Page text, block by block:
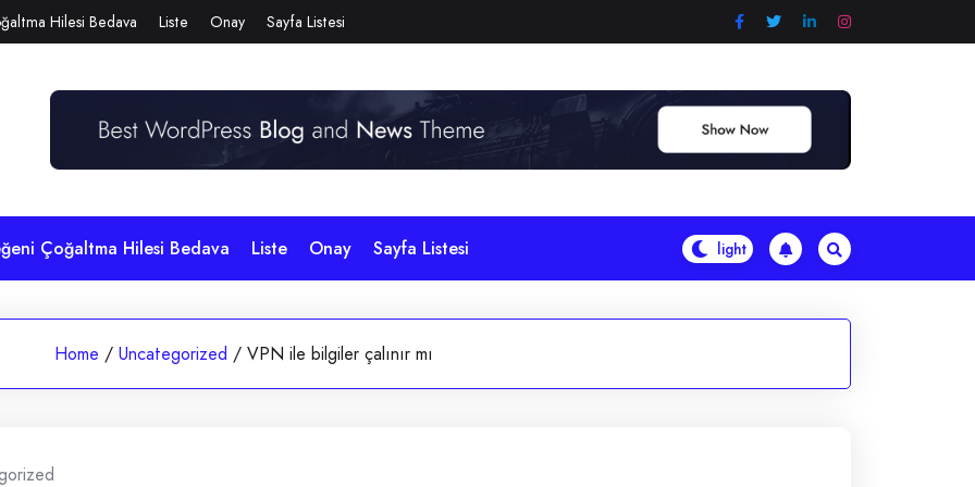
Hilesi Bedava Liste Onay Sayfa Listesi
Çoğaltma Hilesi Bedava Liste Onay Sayfa Listesi
Home / Uncategorized / VPN ile bilgiler çalınır mı